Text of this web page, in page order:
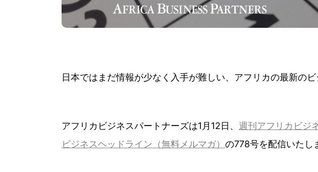
日本ではまだ情報が少なく入手が難しい、アフリカの最新の
アフリカビジネスパートナーズは1月12日、 週刊アフリカビジ
ビジネスヘッドライン（無料メルマガ） の778号を配信いたし